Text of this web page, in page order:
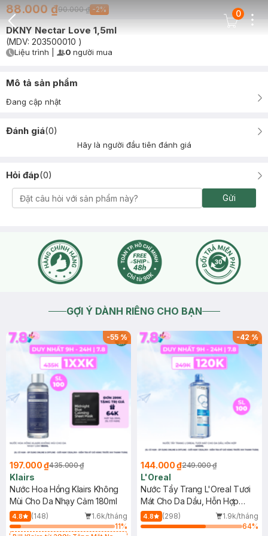
Back Icon
Cart Icon
0
88.000 ₫90.000 ₫ -2%
DKNY Nectar Love 1,5ml
(MDV: 203500010 )
Timer Gray Icon
Liệu trình User Product Icon
0 người mua
Mô tả sản phẩm
Đang cập nhật
Đánh giá(0)
Hãy là người đầu tiên đánh giá
Hỏi đáp(0)
Gửi
GỢI Ý DÀNH RIÊNG CHO BẠN
-55%
197.000 ₫435.000 ₫
Klairs
Nước Hoa Hồng Klairs Không
Mùi Cho Da Nhạy Cảm 180ml
4.8 (148)
1.6k/tháng
11%
-42%
144.000 ₫249.000 ₫
L'Oreal
Nước Tẩy Trang L'Oreal Tươi
Mát Cho Da Dầu, Hỗn Hợp
400ml
4.8 (298)
1.9k/tháng
64%